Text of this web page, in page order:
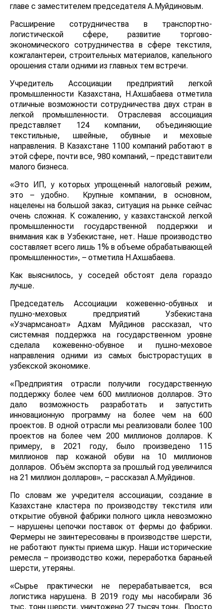
главе с заместителем председателя А.Муйдиновым.
Расширение сотрудничества в транспортно-
логистической сфере, развитие торгово-
экономического сотрудничества в сфере текстиля,
кожгалантереи, строительных материалов, капельного
орошения стали одними из главных тем встречи.
Учредитель Ассоциации предприятий легкой
промышленности Казахстана, Н.Ахшабаева отметила
отличные возможности сотрудничества двух стран в
легкой промышленности. Отраслевая ассоциация
представляет 124 компании, объединяющие
текстильные, швейные, обувные и меховые
направления. В Казахстане 1100 компаний работают в
этой сфере, почти все, 980 компаний, – представители
малого бизнеса.
«Это ИП, у которых упрощенный налоговый режим,
это – удобно. Крупные компании, в основном,
нацелены на большой заказ, ситуация на рынке сейчас
очень сложная. К сожалению, у казахстанской легкой
промышленности государственной поддержки и
внимания как в Узбекистане, нет. Наше производство
составляет всего лишь 1% в объеме обрабатывающей
промышленности», – отметила Н.Ахшабаева.
Как выяснилось, у соседей обстоят дела гораздо
лучше.
Председатель Ассоциации кожевенно-обувных и
пушно-меховых предприятий Узбекистана
«Узчармсаноат» Адхам Муйдинов рассказал, что
системная поддержка на государственном уровне
сделала кожевенно-обувное и пушно-меховое
направления одними из самых быстрорастущих в
узбекской экономике.
«Предприятия отрасли получили государственную
поддержку более чем 600 миллионов долларов. Это
дало возможность разработать и запустить
инновационную программу на более чем на 600
проектов. В одной отрасли мы реализовали более 100
проектов на более чем 200 миллионов долларов. К
примеру, в 2021 году, было произведено 115
миллионов пар кожаной обуви на 10 миллионов
долларов. Объём экспорта за прошлый год увеличился
на 21 миллион долларов», – рассказал А.Муйдинов.
По словам же учредителя ассоциации, создание в
Казахстане кластера по производству текстиля или
открытие обувной фабрики полного цикла невозможно
– нарушены цепочки поставок от фермы до фабрики.
Фермеры не заинтересованы в производстве шерсти,
не работают пункты приема шкур. Наши исторические
ремесла – производство кожи, переработка бараньей
шерсти, утеряны.
«Сырье практически не перерабатывается, вся
логистика нарушена. В 2019 году мы насобирали 36
тыс. тонн шерсти, уничтожено 27 тысяч тонн. Просто